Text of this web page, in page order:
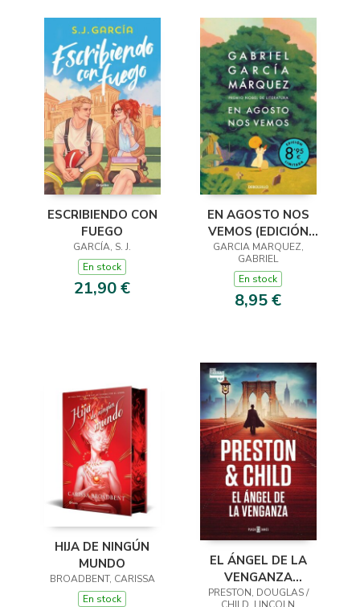
ESCRIBIENDO CON
FUEGO
GARCÍA, S. J.
En stock
21,90 €
EN AGOSTO NOS
VEMOS (EDICIÓN
LIMITADA)
GARCIA MARQUEZ,
GABRIEL
En stock
8,95 €
HIJA DE NINGÚN
MUNDO
BROADBENT, CARISSA
En stock
EL ÁNGEL DE LA
VENGANZA
(INSPECTOR
PRESTON, DOUGLAS /
CHILD, LINCOLN